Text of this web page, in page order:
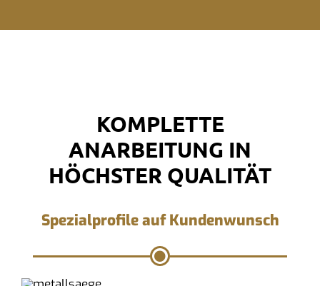
KOMPLETTE
ANARBEITUNG IN
HÖCHSTER QUALITÄT
Spezialprofile auf Kundenwunsch